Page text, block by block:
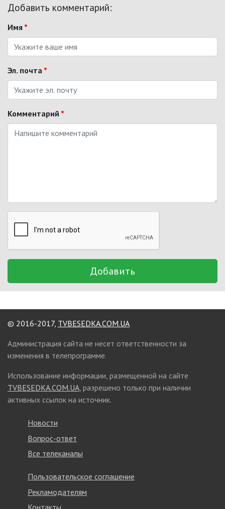
Добавить комментарий:
Имя *
Эл. почта *
Комментарий *
Добавить
© 2016-2017, TVBESEDKA.COM.UA
Администрация сайта не несет ответственности за
изменения в телепрограмме.
Использование информации, размещенной на сайте
TVBESEDKA.COM.UA , разрешено только при наличии
активных ссылок на источник.
Новости
Вопрос-ответ
Все телеканалы
Пользовательское соглашение
Рекламодателям